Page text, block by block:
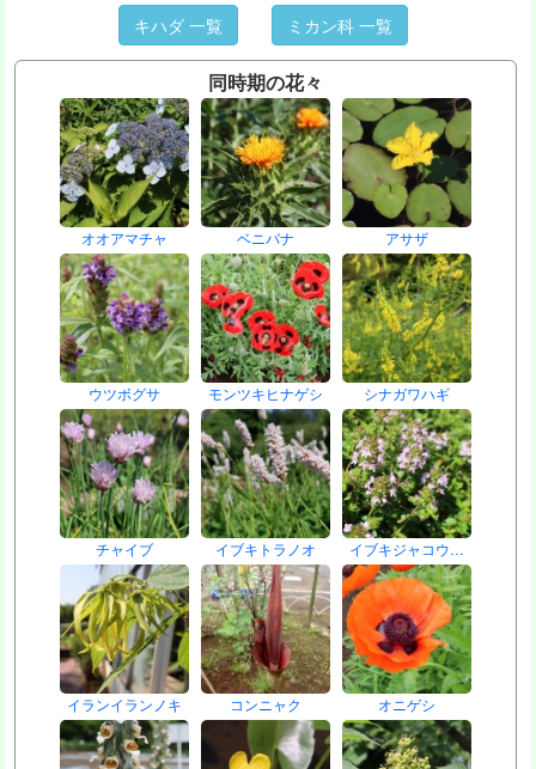
キハダ 一覧 ミカン科 一覧
同時期の花々
オオアマチャ ベニバナ アサザ
ウツボグサ モンツキヒナゲシ シナガワハギ
チャイブ イブキトラノオ イブキジャコウ…
イランイランノキ コンニャク オニゲシ